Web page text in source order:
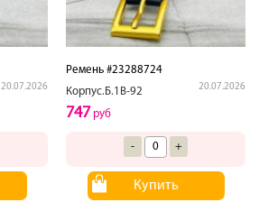
20.07.2026
Ремень #23288724
Корпус.Б.1В-92
20.07.2026
747 руб
- +
Купить